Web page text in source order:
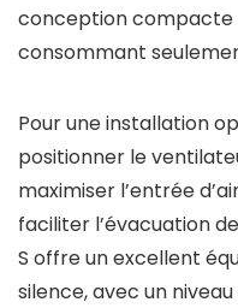
conception compacte
consommant
Pour une installation
positionner le
maximiser l’entrée
faciliter l’évacuation
S offre un excellent
silence, avec un